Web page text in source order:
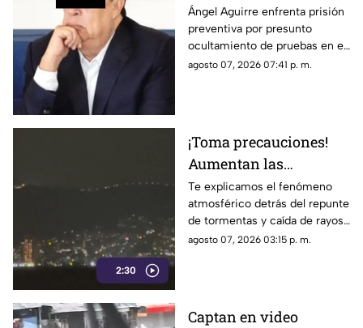
exgobernador Ángel
Aguirre por presunto
ocultamiento de
pruebas en el caso
Ángel Aguirre enfrenta prisión
preventiva por presunto
ocultamiento de pruebas en el
caso de los 43 normalistas de
agosto 07, 2026 07:41 p. m.
2:30
¡Toma precauciones!
Aumentan las
tormentas eléctricas y
lluvias intensas en
Acapulco
Te explicamos el fenómeno
atmosférico detrás del repunte
de tormentas y caída de rayos
en el puerto.
agosto 07, 2026 03:15 p. m.
Captan en video